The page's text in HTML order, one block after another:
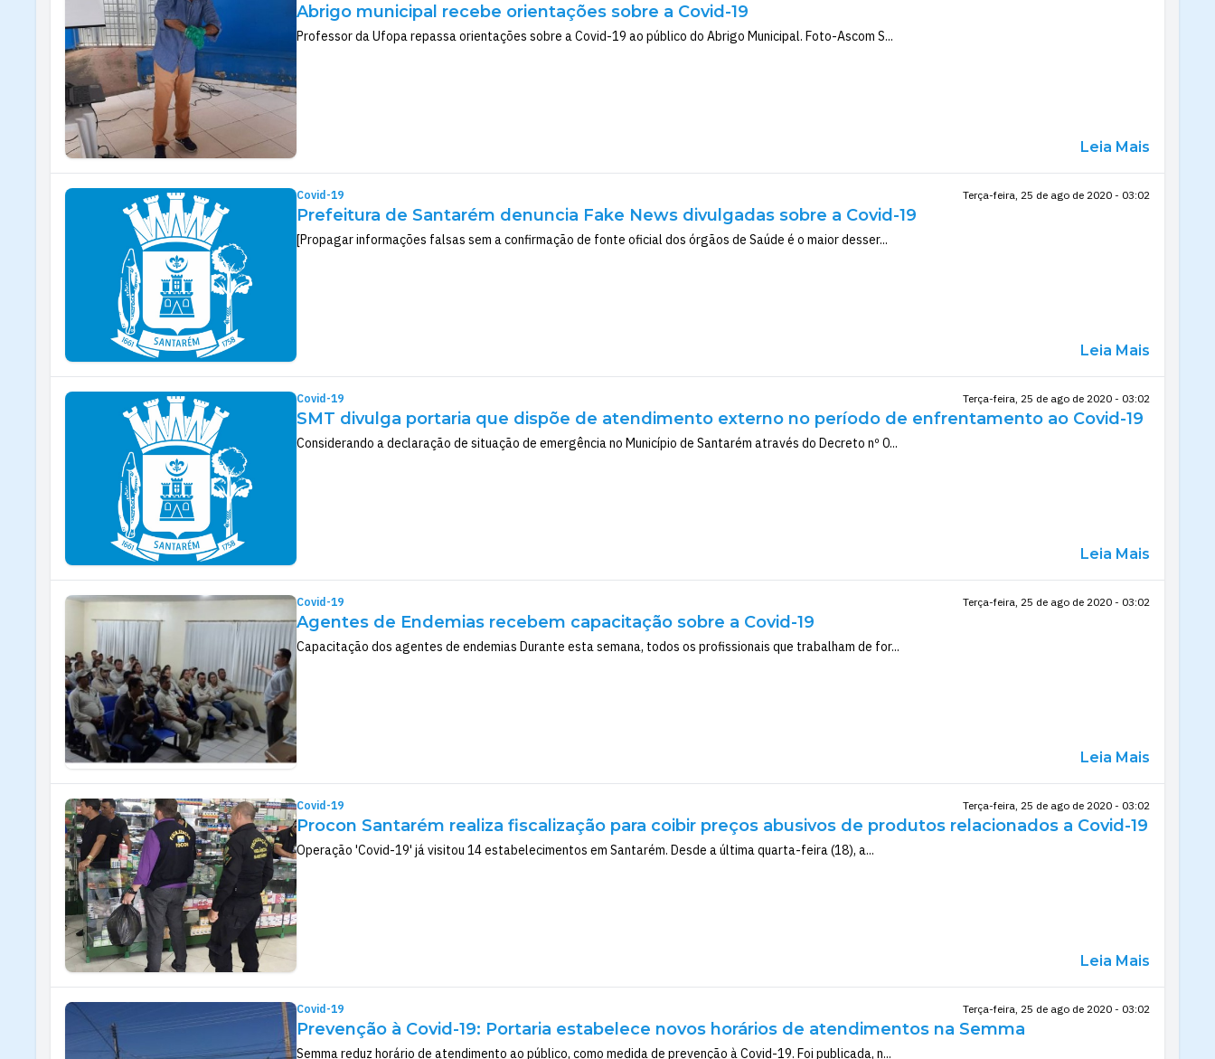
Abrigo municipal recebe orientações sobre a Covid-19
Professor da Ufopa repassa orientações sobre a Covid-19 ao público do Abrigo Municipal. Foto-Ascom S...
Leia Mais
Covid-19 Terça-feira, 25 de ago de 2020 - 03:02
Prefeitura de Santarém denuncia Fake News divulgadas sobre a Covid-19
[Propagar informações falsas sem a confirmação de fonte oficial dos órgãos de Saúde é o maior desser...
Leia Mais
Covid-19 Terça-feira, 25 de ago de 2020 - 03:02
SMT divulga portaria que dispõe de atendimento externo no período de enfrentamento ao Covid-19
Considerando a declaração de situação de emergência no Município de Santarém através do Decreto nº 0...
Leia Mais
Covid-19 Terça-feira, 25 de ago de 2020 - 03:02
Agentes de Endemias recebem capacitação sobre a Covid-19
Capacitação dos agentes de endemias Durante esta semana, todos os profissionais que trabalham de for...
Leia Mais
Covid-19 Terça-feira, 25 de ago de 2020 - 03:02
Procon Santarém realiza fiscalização para coibir preços abusivos de produtos relacionados a Covid-19
Operação 'Covid-19' já visitou 14 estabelecimentos em Santarém. Desde a última quarta-feira (18), a...
Leia Mais
Covid-19 Terça-feira, 25 de ago de 2020 - 03:02
Prevenção à Covid-19: Portaria estabelece novos horários de atendimentos na Semma
Semma reduz horário de atendimento ao público, como medida de prevenção à Covid-19. Foi publicada, n...